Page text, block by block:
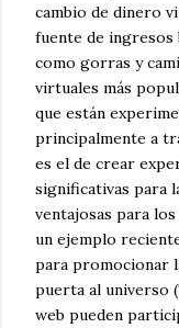
cambio de dinero
fuente de ingresos
como gorras y
virtuales más
que están
principalmente a
es el de crear
significativas para
ventajosas para
un ejemplo
para promocionar
puerta al universo
web pueden